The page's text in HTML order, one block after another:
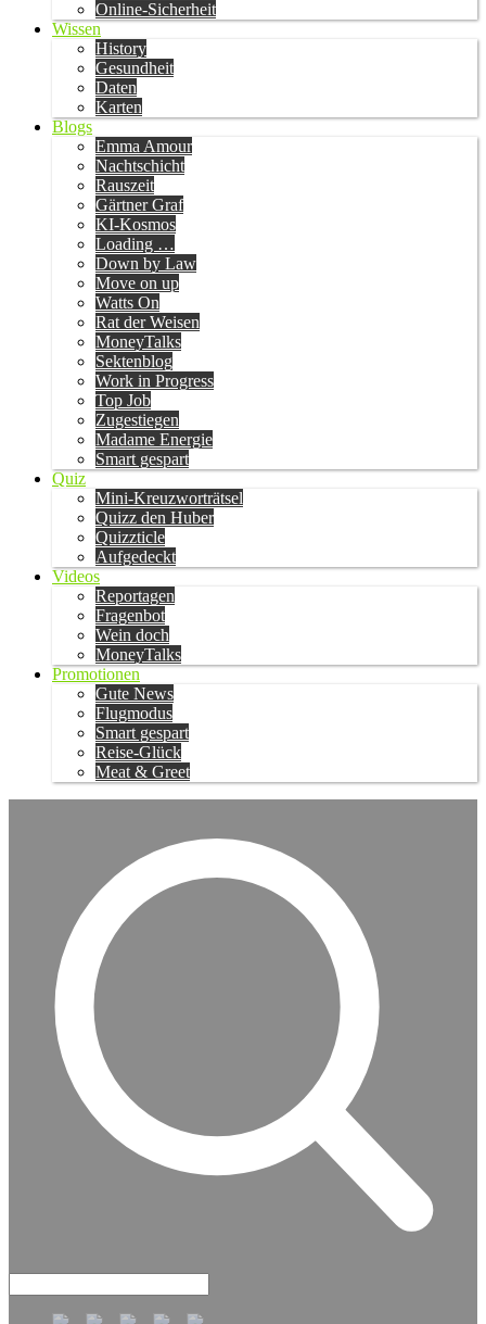
Online-Sicherheit
Wissen
History
Gesundheit
Daten
Karten
Blogs
Emma Amour
Nachtschicht
Rauszeit
Gärtner Graf
KI-Kosmos
Loading …
Down by Law
Move on up
Watts On
Rat der Weisen
MoneyTalks
Sektenblog
Work in Progress
Top Job
Zugestiegen
Madame Energie
Smart gespart
Quiz
Mini-Kreuzworträtsel
Quizz den Huber
Quizzticle
Aufgedeckt
Videos
Reportagen
Fragenbot
Wein doch
MoneyTalks
Promotionen
Gute News
Flugmodus
Smart gespart
Reise-Glück
Meat & Greet